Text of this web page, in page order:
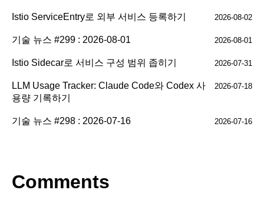
Istio ServiceEntry로 외부 서비스 등록하기 2026-08-02
기술 뉴스 #299 : 2026-08-01 2026-08-01
Istio Sidecar로 서비스 구성 범위 좁히기 2026-07-31
LLM Usage Tracker: Claude Code와 Codex 사
용량 기록하기
2026-07-18
기술 뉴스 #298 : 2026-07-16 2026-07-16
Comments